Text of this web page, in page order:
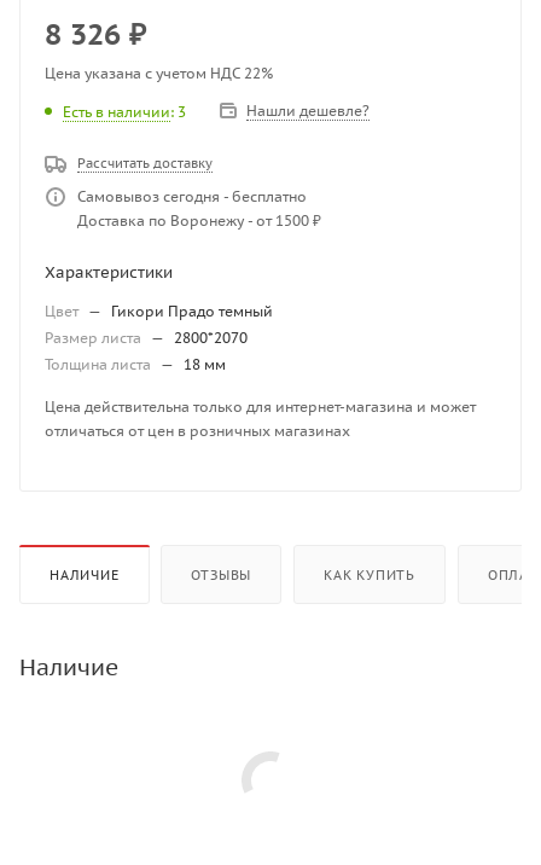
8 326 ₽
Цена указана с учетом НДС 22%
Есть в наличии: 3 Нашли дешевле?
Рассчитать доставку
Самовывоз сегодня - бесплатно
Доставка по Воронежу - от 1500 ₽
Характеристики
Цвет —
Гикори Прадо темный
Размер листа
— 2800*2070
Толщина листа
— 18 мм
Цена действительна только для интернет-магазина и может
отличаться от цен в розничных магазинах
НАЛИЧИЕ ОТЗЫВЫ КАК КУПИТЬ
Наличие